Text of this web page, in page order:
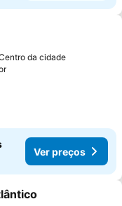
aos favoritos
da cidade
Ver preços
aos favoritos